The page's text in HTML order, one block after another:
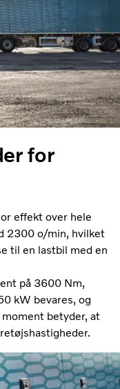
for
effekt over hele
2300 o/min, hvilket
til en lastbil med en
på 3600 Nm,
kW bevares, og
betyder, at